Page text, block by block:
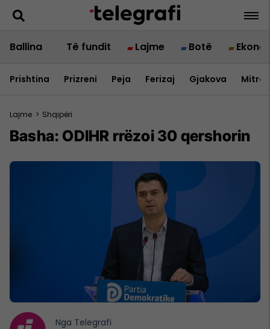
Ballina Të fundit Lajme Botë
Prishtina Prizreni Peja Ferizaj Gjakova
Lajme > Shqipëri
Basha: ODIHR rrëzoi 30 qershorin
Nga Telegrafi